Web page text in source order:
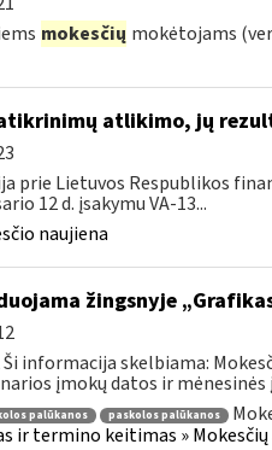
mokesčių mokėtojams
atlikimo, jų
prie Lietuvos Respublikos
12 d. įsakymu VA-13...
naujiena
žingsnyje
informacija skelbiama:
įmokų datos ir mėnesinės
palūkanos paskolos palūkanos
ir termino keitimas »